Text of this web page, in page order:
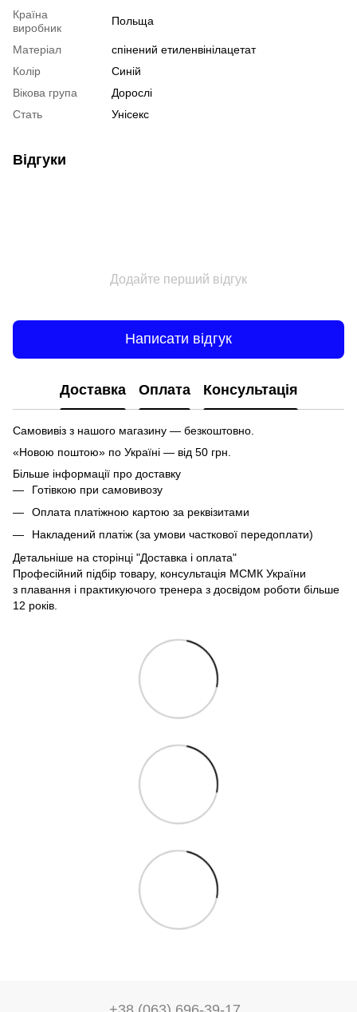
Країна
виробник
Польща
Матеріал
спінений етиленвінілацетат
Колір
Синій
Вікова група
Дорослі
Стать
Унісекс
Відгуки
Додайте перший відгук
Написати відгук
Доставка Оплата Консультація
Самовивіз з нашого магазину — безкоштовно.
«Новою поштою» по Україні — від 50 грн.
Більше інформації про доставку
Готівкою при самовивозу
Оплата платіжною картою за реквізитами
Накладений платіж (за умови часткової передоплати)
Детальніше на сторінці "Доставка і оплата"
Професійний підбір товару, консультація МСМК України
з плавання і практикуючого тренера з досвідом роботи більше
12 років.